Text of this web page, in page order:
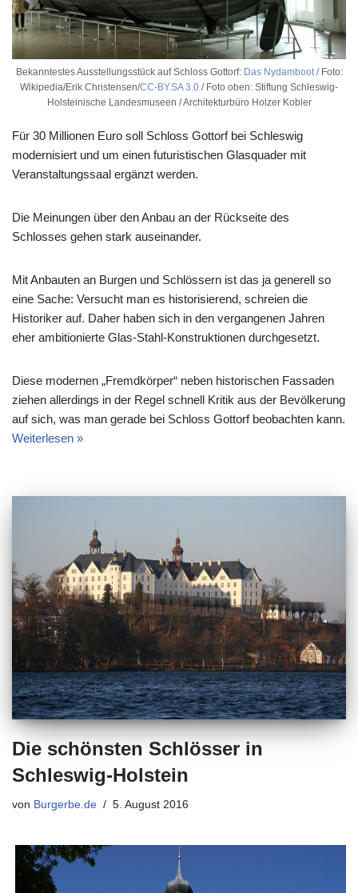
Bekanntestes Ausstellungsstück auf Schloss Gottorf: Das Nydamboot/ Foto:
Wikipedia/Erik Christensen/CC-BY.SA 3.0 / Foto oben: Stiftung Schleswig-
Holsteinische Landesmuseen / Architekturbüro Holzer Kobler
Für 30 Millionen Euro soll Schloss Gottorf bei Schleswig
modernisiert und um einen futuristischen Glasquader mit
Veranstaltungssaal ergänzt werden.
Die Meinungen über den Anbau an der Rückseite des
Schlosses gehen stark auseinander.
Mit Anbauten an Burgen und Schlössern ist das ja generell so
eine Sache: Versucht man es historisierend, schreien die
Historiker auf. Daher haben sich in den vergangenen Jahren
eher ambitionierte Glas-Stahl-Konstruktionen durchgesetzt.
Diese modernen „Fremdkörper“ neben historischen Fassaden
ziehen allerdings in der Regel schnell Kritik aus der Bevölkerung
auf sich, was man gerade bei Schloss Gottorf beobachten kann.
Weiterlesen »
Die schönsten Schlösser in
Schleswig-Holstein
von Burgerbe.de 5. August 2016